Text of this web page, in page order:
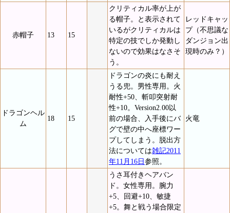
赤帽子 13 15
クリティカル率が上が
る帽子。と表示されて
いるがクリティカルは
特定の技でしか発動し
ないので効果はなさそ
う。
レッドキャッ
プ（不思議な
ダンジョン出
現時のみ？）
ドラゴンヘル
ム
18 15
ドラゴンの炎にも耐え
うる兜。男性専用。火
耐性+50、斬叩突射耐
性+10。Version2.00以
前の場合、入手後にバ
グで壁の中へ座標ワー
プしてしまう。脱出方
法については雑記2011
年11月16日参照。
火竜
うさ耳付きヘアバン
ド。女性専用。腕力
+5、回避+10、敏捷
+5。舞と戦う場合限定